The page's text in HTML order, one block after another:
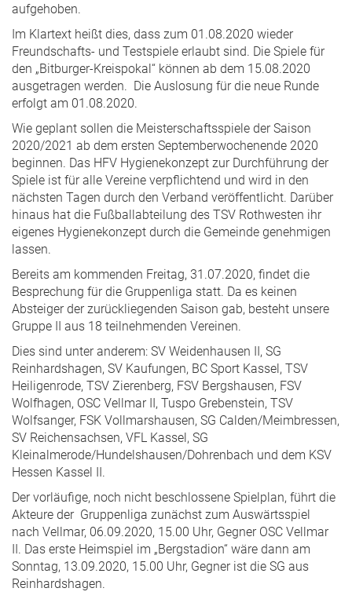
aufgehoben.
Im Klartext heißt dies, dass zum 01.08.2020 wieder
Freundschafts- und Testspiele erlaubt sind. Die Spiele für
den „Bitburger-Kreispokal“ können ab dem 15.08.2020
ausgetragen werden. Die Auslosung für die neue Runde
erfolgt am 01.08.2020.
Wie geplant sollen die Meisterschaftsspiele der Saison
2020/2021 ab dem ersten Septemberwochenende 2020
beginnen. Das HFV Hygienekonzept zur Durchführung der
Spiele ist für alle Vereine verpflichtend und wird in den
nächsten Tagen durch den Verband veröffentlicht. Darüber
hinaus hat die Fußballabteilung des TSV Rothwesten ihr
eigenes Hygienekonzept durch die Gemeinde genehmigen
lassen.
Bereits am kommenden Freitag, 31.07.2020, findet die
Besprechung für die Gruppenliga statt. Da es keinen
Absteiger der zurückliegenden Saison gab, besteht unsere
Gruppe II aus 18 teilnehmenden Vereinen.
Dies sind unter anderem: SV Weidenhausen II, SG
Reinhardshagen, SV Kaufungen, BC Sport Kassel, TSV
Heiligenrode, TSV Zierenberg, FSV Bergshausen, FSV
Wolfhagen, OSC Vellmar II, Tuspo Grebenstein, TSV
Wolfsanger, FSK Vollmarshausen, SG Calden/Meimbressen,
SV Reichensachsen, VFL Kassel, SG
Kleinalmerode/Hundelshausen/Dohrenbach und dem KSV
Hessen Kassel II.
Der vorläufige, noch nicht beschlossene Spielplan, führt die
Akteure der Gruppenliga zunächst zum Auswärtsspiel
nach Vellmar, 06.09.2020, 15.00 Uhr, Gegner OSC Vellmar
II. Das erste Heimspiel im „Bergstadion“ wäre dann am
Sonntag, 13.09.2020, 15.00 Uhr, Gegner ist die SG aus
Reinhardshagen.